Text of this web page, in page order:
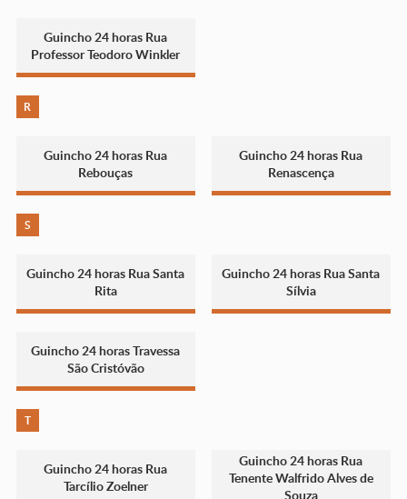
Guincho 24 horas Rua
Professor Teodoro Winkler
R
Guincho 24 horas Rua
Rebouças
Guincho 24 horas Rua
Renascença
S
Guincho 24 horas Rua Santa
Rita
Guincho 24 horas Rua Santa
Sílvia
Guincho 24 horas Travessa
São Cristóvão
T
Guincho 24 horas Rua
Tarcílio Zoelner
Guincho 24 horas Rua
Tenente Walfrido Alves de
Souza